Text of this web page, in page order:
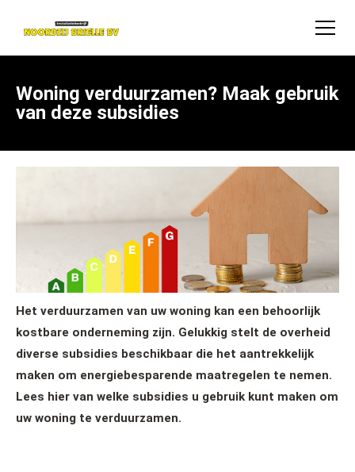
Woning verduurzamen? Maak gebruik
van deze subsidies
Het verduurzamen van uw woning kan een behoorlijk
kostbare onderneming zijn. Gelukkig stelt de overheid
diverse subsidies beschikbaar die het aantrekkelijk
maken om energiebesparende maatregelen te nemen.
Lees hier van welke subsidies u gebruik kunt maken om
uw woning te verduurzamen.